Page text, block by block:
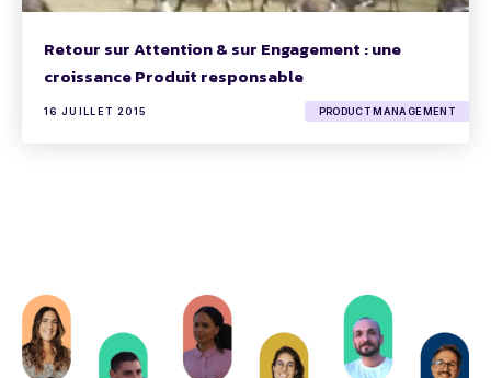
Retour sur Attention & sur Engagement : une
croissance Produit responsable
16 JUILLET 2015 PRODUCT MANAGEMENT